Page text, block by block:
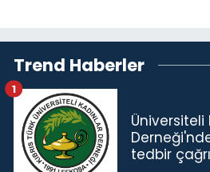
Trend Haberler
Üniversiteli
tedbir
1